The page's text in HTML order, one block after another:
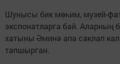
Шунысы бик мөһим, музей-
экспонатларга бай.
хатыны Әминә апа саклап
тапшырган.